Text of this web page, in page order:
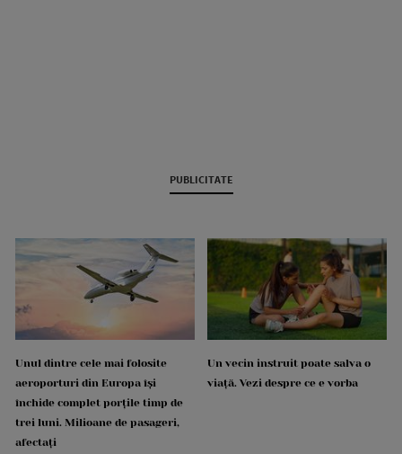
PUBLICITATE
Unul dintre cele mai folosite
aeroporturi din Europa își
închide complet porțile timp de
trei luni. Milioane de pasageri,
afectați
Un vecin instruit poate salva o
viață. Vezi despre ce e vorba